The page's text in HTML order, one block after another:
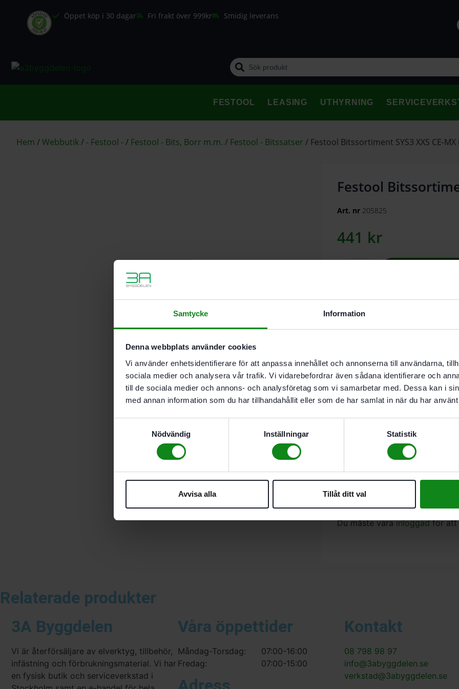
Samtycke Information
Denna webbplats använder cookies
Vi använder enhetsidentifierare för att anpassa innehållet och annonserna till användarna,
sociala medier och analysera vår trafik. Vi vidarebefordrar även sådana identifierare och
till de sociala medier och annons- och analysföretag som vi samarbetar med. Dessa kan i
med annan information som du har tillhandahållit eller som de har samlat in när du har
Nödvändig
Inställningar Statistik
Avvisa alla Tillåt ditt val
Öppet köp i 30 dagar Fri frakt över 999kr Smidig leverans
FESTOOL LEASING UTHYRNING
Hem /Webbutik/ - Festool -/ Festool - Bits, Borr m.m. / Festool - Bitssatser / Festool Bitssortiment SYS3 XXS CE-MX
Festool
Art. nr 205825
441 kr
Lägg till
I butikslager. Skickas
Bitssats för alla Festools
bitshållare i den behändiga och
generationen.
Beskrivning
Leveransomfattning:
CENTROTEC magnet-
25, TX 30, bits PZ 1, 2 x bits
SZ 0,6×4,5, bits SZ 0,8×5,5
Det finns inga recensioner än.
Bli först med att recensera
Du måste varainloggadför att
Relaterade produkter
3A Byggdelen
Vi är återförsäljare av elverktyg, tillbehör,
infästning och förbrukningsmaterial. Vi har
en fysisk butik och serviceverkstad i
Våra öppettider
Måndag-Torsdag:
Fredag:
07:00-16:00
07:00-15:00
Kontakt
08 798 98 97
info@3abyggdelen.se
verkstad@3abyggdelen.se